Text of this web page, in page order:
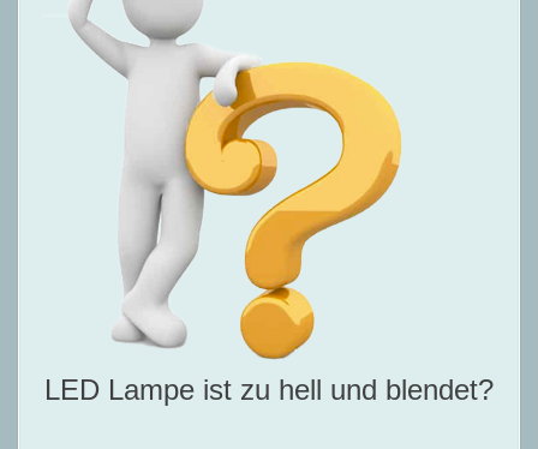
LED Lampe ist zu hell und blendet?